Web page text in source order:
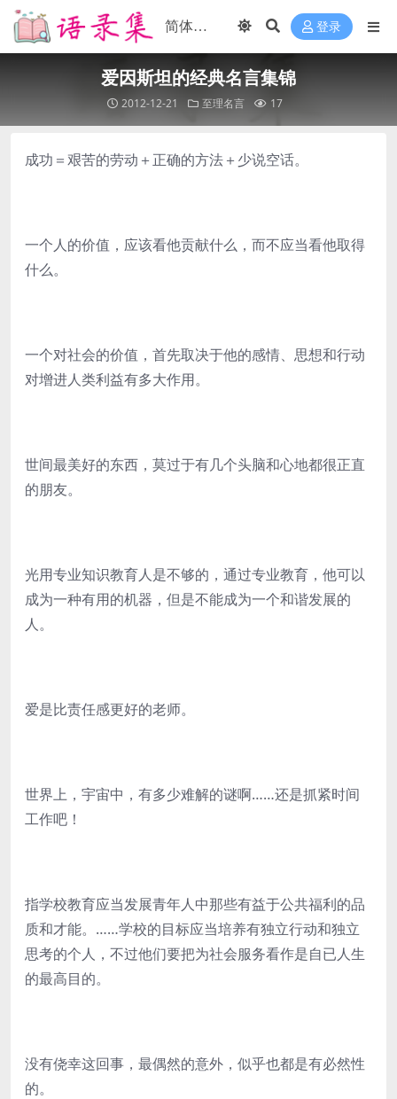
登录
爱因斯坦的经典名言集锦
2012-12-21 至理名言 17
成功＝艰苦的劳动＋正确的方法＋少说空话。
一个人的价值，应该看他贡献什么，而不应当看他取得
什么。
一个对社会的价值，首先取决于他的感情、思想和行动
对增进人类利益有多大作用。
世间最美好的东西，莫过于有几个头脑和心地都很正直
的朋友。
光用专业知识教育人是不够的，通过专业教育，他可以
成为一种有用的机器，但是不能成为一个和谐发展的
人。
爱是比责任感更好的老师。
世界上，宇宙中，有多少难解的谜啊……还是抓紧时间
工作吧！
指学校教育应当发展青年人中那些有益于公共福利的品
质和才能。……学校的目标应当培养有独立行动和独立
思考的个人，不过他们要把为社会服务看作是自已人生
的最高目的。
没有侥幸这回事，最偶然的意外，似乎也都是有必然性
的。